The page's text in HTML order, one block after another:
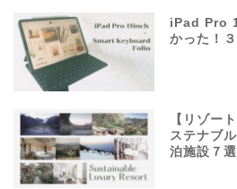
iPad Pro
かった！
【リゾー
ステナブ
泊施設７選